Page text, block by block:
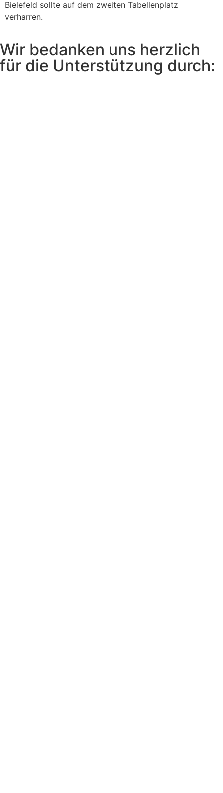
Bielefeld sollte auf dem zweiten Tabellenplatz
verharren.
Wir bedanken uns herzlich
für die Unterstützung durch: